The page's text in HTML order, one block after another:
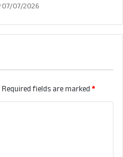
07/07/2026
Required fields are marked *